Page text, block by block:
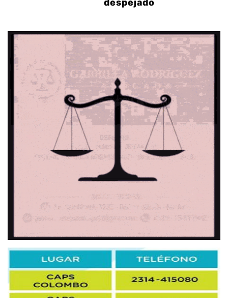
despejado